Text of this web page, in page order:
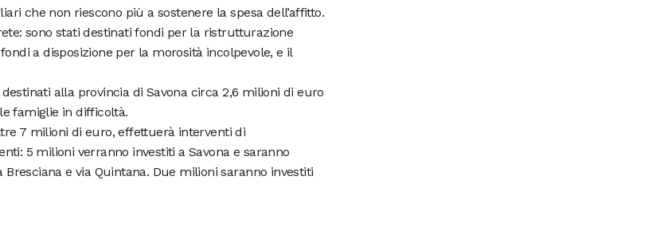
che non riescono più a sostenere la spesa dell’affitto.
sono stati destinati fondi per la ristrutturazione
a disposizione per la morosità incolpevole, e il
alla provincia di Savona circa 2,6 milioni di euro
famiglie in difficoltà.
7 milioni di euro, effettuerà interventi di
5 milioni verranno investiti a Savona e saranno
e via Quintana. Due milioni saranno investiti